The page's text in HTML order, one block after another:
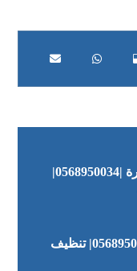
عاملات نظافة بالساعة في الفجيرة |0568950034|
شركة تنظيف كنب في العين |0568950034| تنظيف